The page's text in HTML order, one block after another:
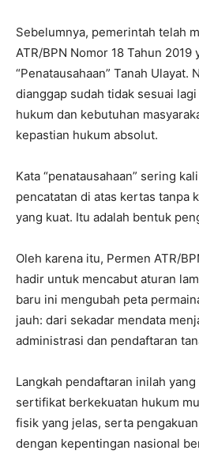
Sebelumnya, pemerintah telah
ATR/BPN Nomor 18 Tahun
“Penatausahaan” Tanah Ulayat.
dianggap sudah tidak sesuai
hukum dan kebutuhan
kepastian hukum absolut.
Kata “penatausahaan” sering
pencatatan di atas kertas tanpa
yang kuat. Itu adalah bentuk
Oleh karena itu, Permen ATR/
hadir untuk mencabut aturan
baru ini mengubah peta
jauh: dari sekadar mendata
administrasi dan pendaftaran
Langkah pendaftaran inilah
sertifikat berkekuatan hukum
fisik yang jelas, serta
dengan kepentingan nasional